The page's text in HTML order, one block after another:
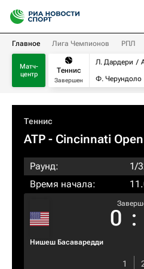
Главное Лига Чемпионов РПЛ
Матч-
центр
Теннис
Завершен
Л. Дардери
Ф. Черундоло
Теннис
ATP - Cincinnati Open
Раунд:
1/
Время начала:
Нишеш Басаваредди
0 :
1